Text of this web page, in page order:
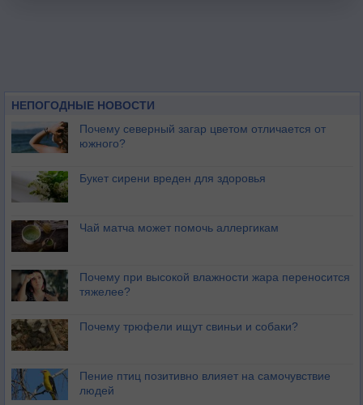
НЕПОГОДНЫЕ НОВОСТИ
Почему северный загар цветом отличается от
южного?
Букет сирени вреден для здоровья
Чай матча может помочь аллергикам
Почему при высокой влажности жара переносится
тяжелее?
Почему трюфели ищут свиньи и собаки?
Пение птиц позитивно влияет на самочувствие
людей